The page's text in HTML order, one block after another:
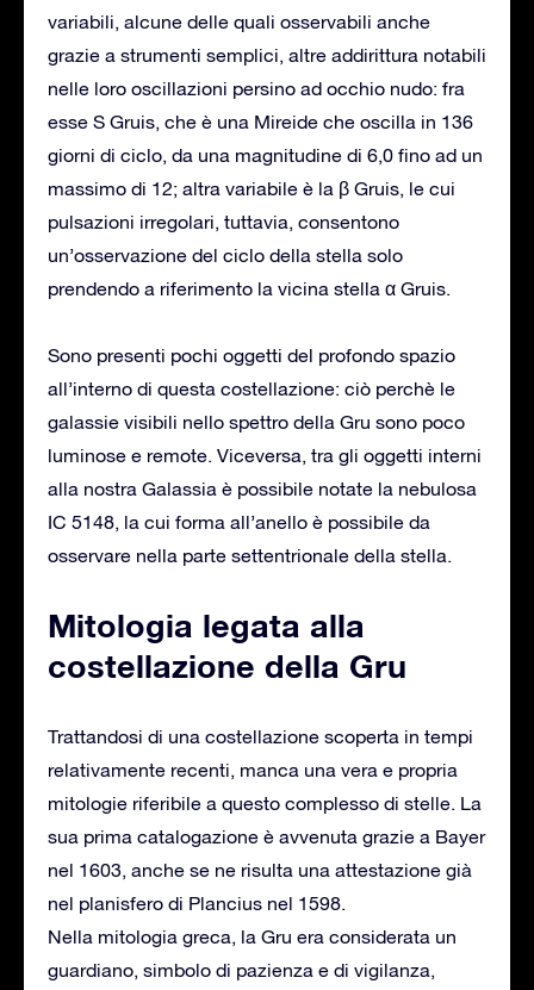
variabili, alcune delle quali osservabili anche
grazie a strumenti semplici, altre addirittura notabili
nelle loro oscillazioni persino ad occhio nudo: fra
esse S Gruis, che è una Mireide che oscilla in 136
giorni di ciclo, da una magnitudine di 6,0 fino ad un
massimo di 12; altra variabile è la β Gruis, le cui
pulsazioni irregolari, tuttavia, consentono
un’osservazione del ciclo della stella solo
prendendo a riferimento la vicina stella α Gruis.
Sono presenti pochi oggetti del profondo spazio
all’interno di questa costellazione: ciò perchè le
galassie visibili nello spettro della Gru sono poco
luminose e remote. Viceversa, tra gli oggetti interni
alla nostra Galassia è possibile notate la nebulosa
IC 5148, la cui forma all’anello è possibile da
osservare nella parte settentrionale della stella.
Mitologia legata alla
costellazione della Gru
Trattandosi di una costellazione scoperta in tempi
relativamente recenti, manca una vera e propria
mitologie riferibile a questo complesso di stelle. La
sua prima catalogazione è avvenuta grazie a Bayer
nel 1603, anche se ne risulta una attestazione già
nel planisfero di Plancius nel 1598.
Nella mitologia greca, la Gru era considerata un
guardiano, simbolo di pazienza e di vigilanza,